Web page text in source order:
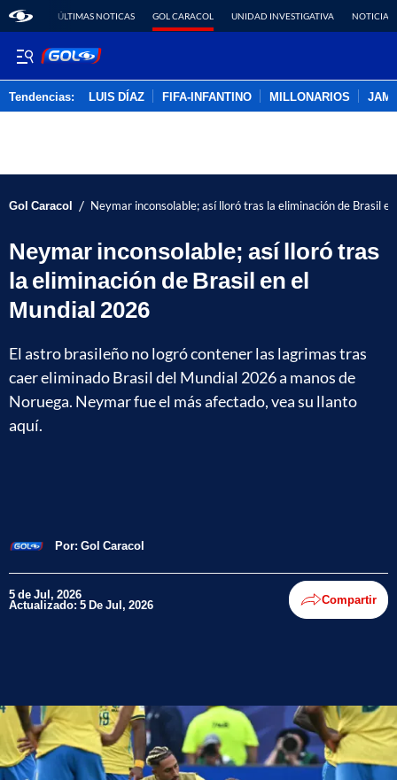
ÚLTIMAS NOTICAS GOL CARACOL UNIDAD INVESTIGATIVA NOTICIAS
Tendencias: LUIS DÍAZ FIFA-INFANTINO MILLONARIOS
Gol Caracol / Neymar inconsolable; así lloró tras la eliminación de Brasil
Neymar inconsolable; así lloró tras
la eliminación de Brasil en el
Mundial 2026
El astro brasileño no logró contener las lagrimas tras
caer eliminado Brasil del Mundial 2026 a manos de
Noruega. Neymar fue el más afectado, vea su llanto
aquí.
Por: Gol Caracol
5 de Jul, 2026
Actualizado: 5 De Jul, 2026 Compartir